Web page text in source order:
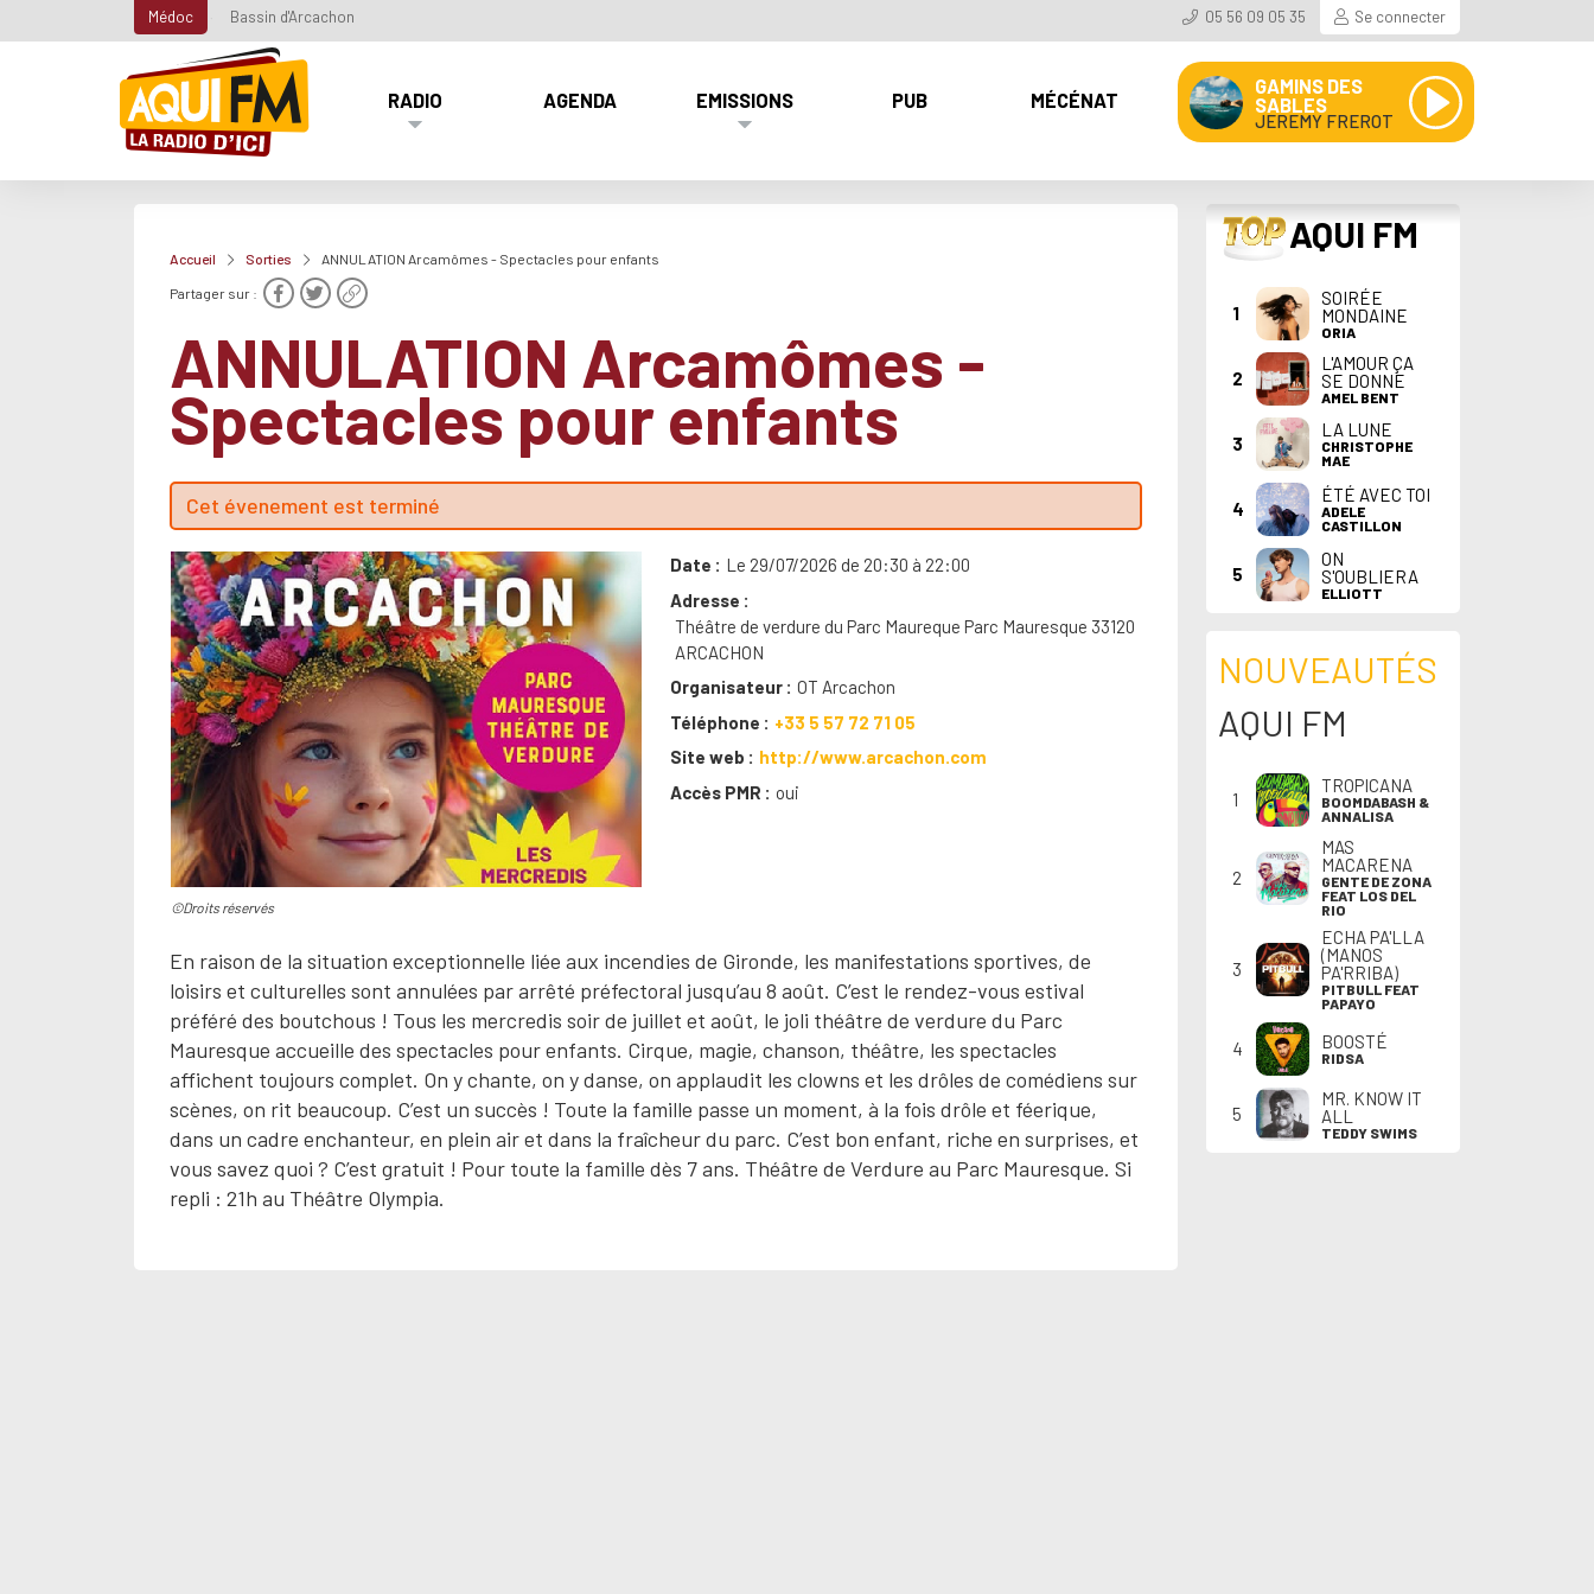
Médoc Bassin d'Arcachon 05 56 09 05 35 Se connecter
RADIO AGENDA EMISSIONS PUB MÉCÉNAT
GAMINS DES
SABLES
JEREMY FREROT
Accueil Sorties ANNULATION Arcamômes - Spectacles pour enfants
Partager sur :
ANNULATION Arcamômes -
Spectacles pour enfants
Cet évenement est terminé
©Droits réservés
Date
Le 29/07/2026 de 20:30 à 22:00
Adresse
Théâtre de verdure du Parc Maureque Parc Mauresque 33120
ARCACHON
Organisateur
OT Arcachon
Téléphone
+33 5 57 72 71 05
Site web
http://www.arcachon.com
Accès PMR
oui
En raison de la situation exceptionnelle liée aux incendies de Gironde, les manifestations sportives, de
loisirs et culturelles sont annulées par arrêté préfectoral jusqu’au 8 août. C’est le rendez-vous estival
préféré des boutchous ! Tous les mercredis soir de juillet et août, le joli théâtre de verdure du Parc
Mauresque accueille des spectacles pour enfants. Cirque, magie, chanson, théâtre, les spectacles
affichent toujours complet. On y chante, on y danse, on applaudit les clowns et les drôles de comédiens sur
scènes, on rit beaucoup. C’est un succès ! Toute la famille passe un moment, à la fois drôle et féerique,
dans un cadre enchanteur, en plein air et dans la fraîcheur du parc. C’est bon enfant, riche en surprises, et
vous savez quoi ? C’est gratuit ! Pour toute la famille dès 7 ans. Théâtre de Verdure au Parc Mauresque. Si
repli : 21h au Théâtre Olympia.
TOP AQUI FM
1
SOIRÉE
MONDAINE
ORIA
2
L'AMOUR ÇA
SE DONNE
AMEL BENT
3
LA LUNE
CHRISTOPHE
MAE
4
ÉTÉ AVEC TOI
ADELE
CASTILLON
5
ON
S'OUBLIERA
ELLIOTT
NOUVEAUTÉS
AQUI FM
1
TROPICANA
BOOMDABASH &
ANNALISA
2
MAS
MACARENA
GENTE DE ZONA
FEAT LOS DEL
RIO
3
ECHA PA'LLA
(MANOS
PA'RRIBA)
PITBULL FEAT
PAPAYO
4 BOOSTÉ
RIDSA
5
MR. KNOW IT
ALL
TEDDY SWIMS